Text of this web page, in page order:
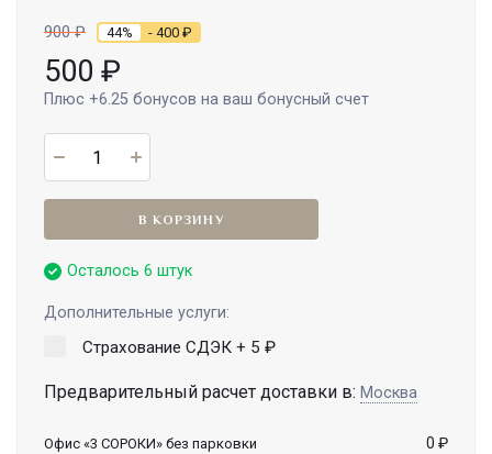
900₽ 44% - 400 ₽
500 ₽
Плюс +6.25 бонусов на ваш бонусный счет
В КОРЗИНУ
Осталось 6 штук
Дополнительные услуги:
Страхование СДЭК + 5 ₽
Предварительный расчет доставки в: Москва
Офис «3 СОРОКИ» без парковки 0 ₽